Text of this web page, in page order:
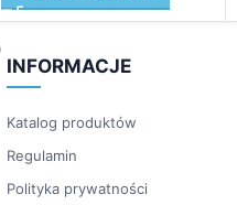
INFORMACJE
Katalog produktów
Regulamin
Polityka prywatności